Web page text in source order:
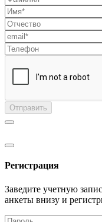
Отправить
Регистрация
Заведите учетную
анкеты внизу и